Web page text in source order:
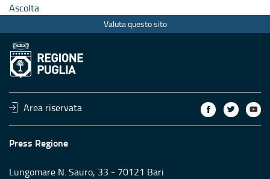
Ascolta
Valuta questo sito
Area riservata
Press Regione
Lungomare N. Sauro, 33 - 70121 Bari